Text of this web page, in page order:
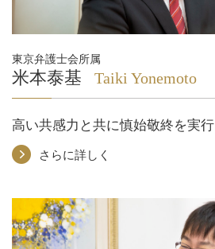
東京弁護士会所属
米本泰基 Taiki Yonemoto
高い共感力と共に慎始敬終を実行
さらに詳しく